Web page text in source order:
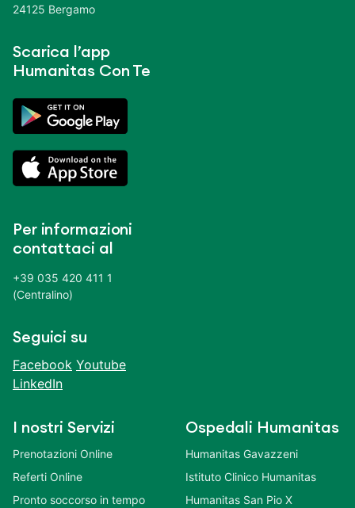
24125 Bergamo
Scarica l’app
Humanitas Con Te
Per informazioni
contattaci al
+39 035 420 411 1
(Centralino)
Seguici su
Facebook Youtube
LinkedIn
I nostri Servizi
Prenotazioni Online
Referti Online
Pronto soccorso in tempo
Ospedali Humanitas
Humanitas Gavazzeni
Istituto Clinico Humanitas
Humanitas San Pio X